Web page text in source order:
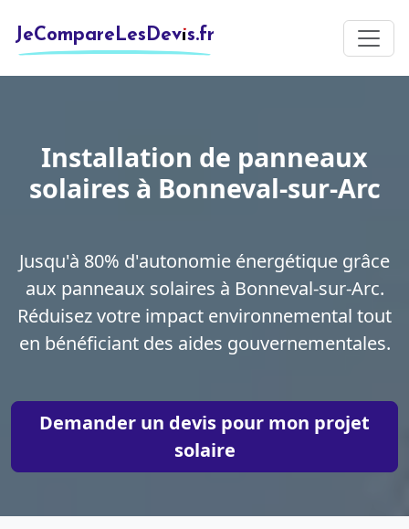
JeCompareLesDevis.fr
Installation de panneaux
solaires à Bonneval-sur-Arc
Jusqu'à 80% d'autonomie énergétique grâce
aux panneaux solaires à Bonneval-sur-Arc.
Réduisez votre impact environnemental tout
en bénéficiant des aides gouvernementales.
Demander un devis pour mon projet
solaire